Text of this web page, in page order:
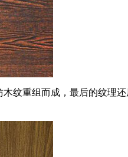
纹重组而成，最后的纹理